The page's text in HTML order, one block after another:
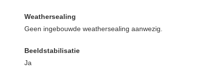
Weathersealing
Geen ingebouwde weathersealing aanwezig.
Beeldstabilisatie
Ja